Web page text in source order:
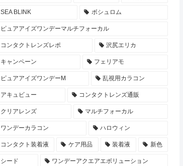
SEA BLINK ボシュロム
ピュアアイズワンデーマルチフォーカル
コンタクトレンズレポ 沢尻エリカ
キャンペーン フェリアモ
ピュアアイズワンデーM 乱視用カラコン
アキュビュー コンタクトレンズ通販
クリアレンズ マルチフォーカル
ワンデーカラコン ハロウィン
コンタクト装着液 ケア用品 装着液 新色
シード ワンデーアクエアエボリューション